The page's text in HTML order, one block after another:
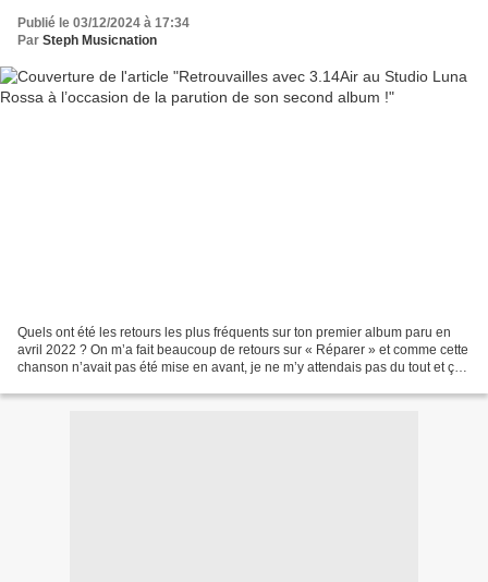
Publié le 03/12/2024 à 17:34
Par Steph Musicnation
Quels ont été les retours les plus fréquents sur ton premier album paru en
avril 2022 ? On m’a fait beaucoup de retours sur « Réparer » et comme cette
chanson n’avait pas été mise en avant, je ne m’y attendais pas du tout et ça